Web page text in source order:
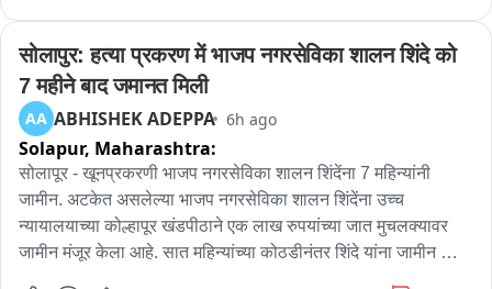
राजवीर म्हणाला, ते पुढच्या पालक बैठकीला येतील… ते कामात असतील…
या चिमुकल्याच्या निरागसतेतून आणि समजूतदारपणातून  एक हळवं चित्र
समोर आलं आहे. आई-वडिलांच्या अनुपस्थितीची खंत न करता, त्यांच्या
कष्टांची जाणीव ठेवत दिलेलं हे उत्तर अनेकांच्या मनाला चटका लावून जाणारं
ठरत आहे. याच राजवीर राऊत या चिमुकल्याशी बातचीत केली आहे आमचे
प्रतिनिधी प्रताप नाईक यांनी。
सोलापुर: हत्या प्रकरण में भाजप नगरसेविका शालन शिंदे को
7 महीने बाद जमानत मिली
AA ABHISHEK ADEPPA 6h ago
Solapur, Maharashtra:
सोलापूर - खूनप्रकरणी भाजप नगरसेविका शालन शिंदेंना 7 महिन्यांनी
जामीन. अटकेत असलेल्या भाजप नगरसेविका शालन शिंदेंना उच्च
न्यायालयाच्या कोल्हापूर खंडपीठाने एक लाख रुपयांच्या जात मुचलक्यावर
जामीन मंजूर केला आहे. सात महिन्यांच्या कोठडीनंतर शिंदे यांना जामीन